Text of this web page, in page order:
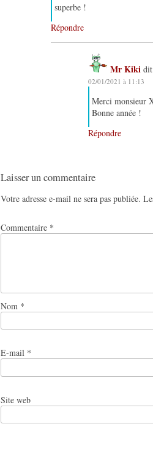
superbe !
Répondre
Mr Kiki
02/01/2021 à 11:13
Merci monsieur
Bonne année !
Répondre
Laisser un commentaire
Votre adresse e-mail ne sera pas publiée.
Commentaire *
Nom *
E-mail *
Site web